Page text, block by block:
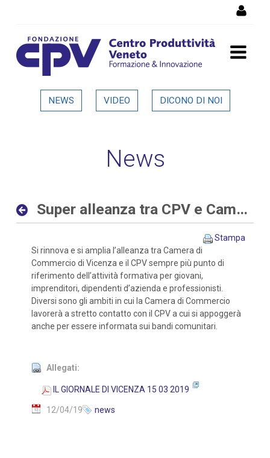
Super alleanza tra CPV e
Vicenza - Dettaglio in
NEWS VIDEO DICONO DI NOI
News
Super alleanza tra CPV e Camera di Commercio di Vicenza
Stampa
Si rinnova e si amplia l’alleanza tra Camera di
Commercio di Vicenza e il CPV sempre più punto di
riferimento dell’attività formativa per giovani,
imprenditori, dipendenti d’azienda e professionisti.
Diversi sono gli ambiti in cui la Camera di Commercio
lavorerà a stretto contatto con il CPV a cui si appoggerà
anche per essere informata sui bandi comunitari.
Allegati:
IL GIORNALE DI VICENZA 15 03 2019
12/04/19 news